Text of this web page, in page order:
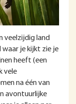
veelzijdig land
waar je kijkt zie je
heeft (een
vele
na één van
avontuurlijke